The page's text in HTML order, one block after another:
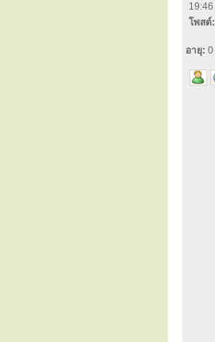
19:46
โพสต์:
อายุ: 0